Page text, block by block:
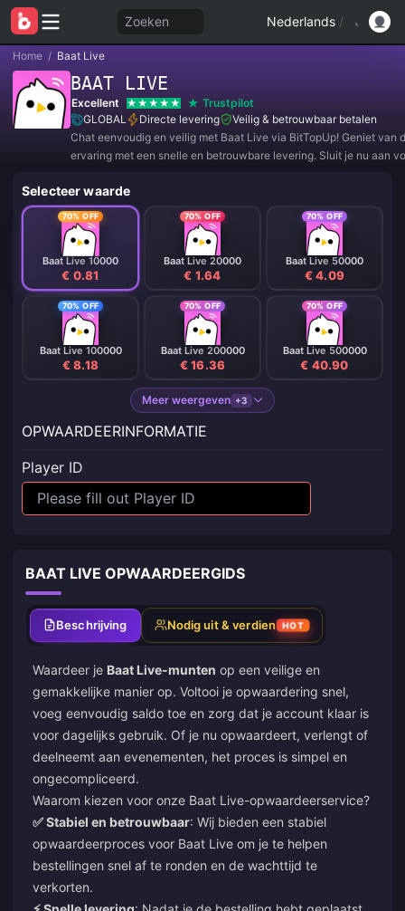
Zoeken Nederlands /
Home / Baat Live
BAAT LIVE
Excellent
Trustpilot
GLOBAL
Directe levering
Veilig & betrouwbaar betalen
Chat eenvoudig en veilig met Baat Live via BitTopUp! Geniet van
ervaring met een snelle en betrouwbare levering. Sluit je nu aan
Selecteer waarde
70% OFF
Baat Live 10000
€ 0.81
70% OFF
Baat Live 20000
€ 1.64
70% OFF
Baat Live 50000
€ 4.09
70% OFF
Baat Live 100000
€ 8.18
70% OFF
Baat Live 200000
€ 16.36
70% OFF
Baat Live 500000
€ 40.90
Meer weergeven +3
OPWAARDEERINFORMATIE
Player ID
BAAT LIVE OPWAARDEERGIDS
Beschrijving Nodig uit & verdien HOT
Waardeer je Baat Live-munten op een veilige en
gemakkelijke manier op. Voltooi je opwaardering snel,
voeg eenvoudig saldo toe en zorg dat je account klaar is
voor dagelijks gebruik. Of je nu opwaardeert, verlengt of
deelneemt aan evenementen, het proces is simpel en
ongecompliceerd.
Waarom kiezen voor onze Baat Live-opwaardeerservice?
✅ Stabiel en betrouwbaar: Wij bieden een stabiel
opwaardeerproces voor Baat Live om je te helpen
bestellingen snel af te ronden en de wachttijd te
verkorten.